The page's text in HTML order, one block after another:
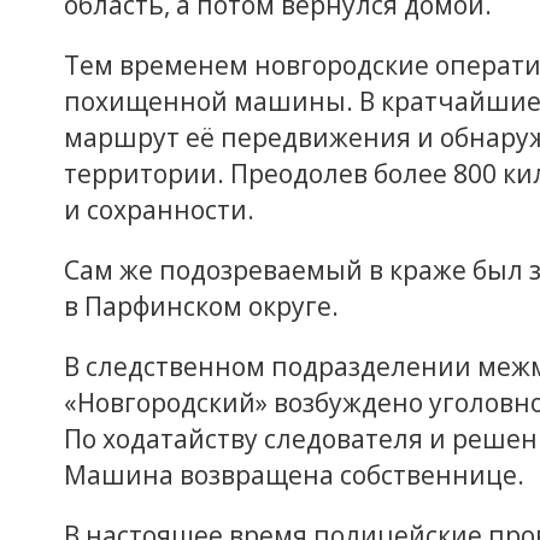
Тем временем новгородские
похищенной машины. В кратчайшие
маршрут её передвижения и
территории. Преодолев более 800
и сохранности.
Сам же подозреваемый в краже был
в Парфинском округе.
В следственном подразделении
«Новгородский» возбуждено
По ходатайству следователя и
Машина возвращена собственнице.